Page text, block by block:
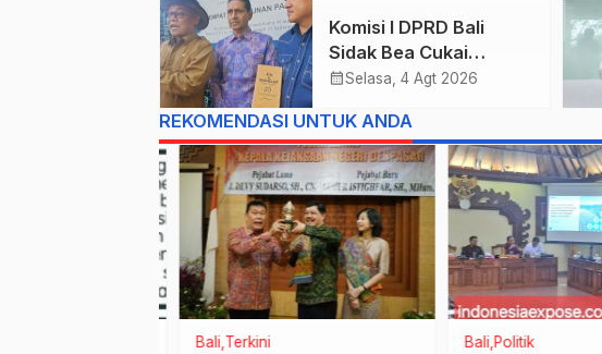
Komisi I DPRD Bali
Sidak Bea Cukai
Ngurah Rai : Aneh Bea
List Data Barang
Sitaan
calendar_monthSelasa, 4 Agt 2026
REKOMENDASI UNTUK ANDA
Bali Terkini Bali Politik